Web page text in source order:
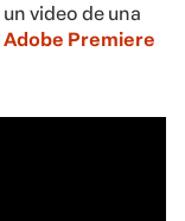
video de una
Adobe Premiere